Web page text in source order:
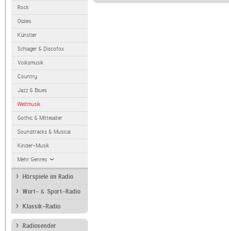
Rock
Oldies
Künstler
Schlager & Discofox
Volksmusik
Country
Jazz & Blues
Weltmusik
Gothic & Mittelalter
Soundtracks & Musical
Kinder-Musik
Mehr Genres
Hörspiele im Radio
Wort- & Sport-Radio
Klassik-Radio
Radiosender